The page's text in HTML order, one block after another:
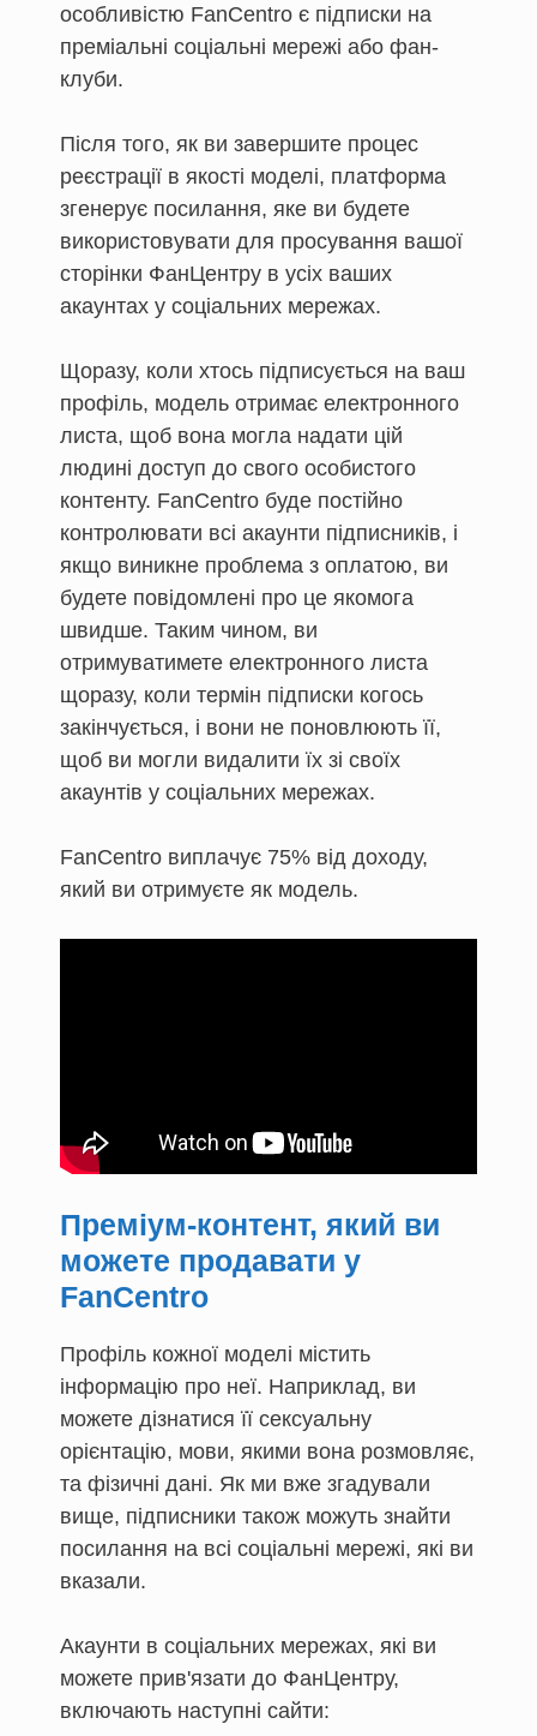
особливістю FanCentro є підписки на
преміальні соціальні мережі або фан-
клуби.
Після того, як ви завершите процес
реєстрації в якості моделі, платформа
згенерує посилання, яке ви будете
використовувати для просування вашої
сторінки ФанЦентру в усіх ваших
акаунтах у соціальних мережах.
Щоразу, коли хтось підписується на ваш
профіль, модель отримає електронного
листа, щоб вона могла надати цій
людині доступ до свого особистого
контенту. FanCentro буде постійно
контролювати всі акаунти підписників, і
якщо виникне проблема з оплатою, ви
будете повідомлені про це якомога
швидше. Таким чином, ви
отримуватимете електронного листа
щоразу, коли термін підписки когось
закінчується, і вони не поновлюють її,
щоб ви могли видалити їх зі своїх
акаунтів у соціальних мережах.
FanCentro виплачує 75% від доходу,
який ви отримуєте як модель.
Преміум-контент, який ви
можете продавати у
FanCentro
Профіль кожної моделі містить
інформацію про неї. Наприклад, ви
можете дізнатися її сексуальну
орієнтацію, мови, якими вона розмовляє,
та фізичні дані. Як ми вже згадували
вище, підписники також можуть знайти
посилання на всі соціальні мережі, які ви
вказали.
Акаунти в соціальних мережах, які ви
можете прив'язати до ФанЦентру,
включають наступні сайти: